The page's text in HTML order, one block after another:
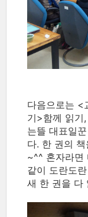
다음으로는 <
기>함께 읽기
는뜰 대표일
다. 한 권의
~^^ 혼자라면
같이 도란도
새 한 권을 다